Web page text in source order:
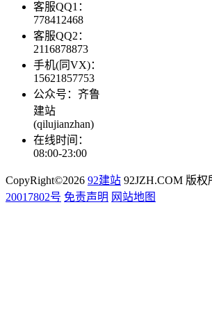
客服QQ1：
778412468
客服QQ2：
2116878873
手机(同VX)：
15621857753
公众号：齐鲁
建站
(qilujianzhan)
在线时间：
08:00-23:00
CopyRight©2026 92建站 92JZH.COM 版权
20017802号 免责声明 网站地图